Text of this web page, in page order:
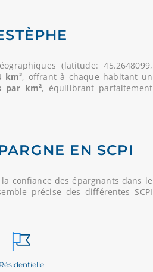
(latitude: 45.2648099,
km², offrant à chaque habitant un
par km², équilibrant parfaitement
EN SCPI
la confiance des épargnants dans le
précise des différentes SCPI
Résidentielle